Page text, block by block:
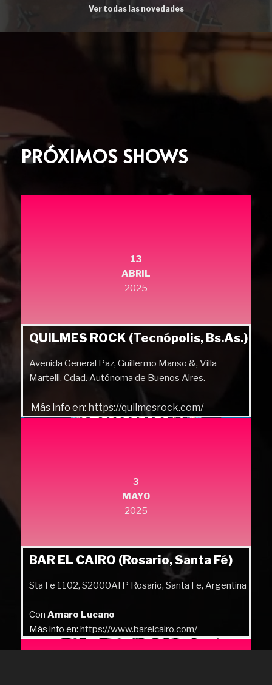
Ver todas las novedades
PRÓXIMOS SHOWS
13
ABRIL
2025
QUILMES ROCK (Tecnópolis, Bs.As.)
Avenida General Paz, Guillermo Manso &, Villa
Martelli, Cdad. Autónoma de Buenos Aires.
Más info en: https://quilmesrock.com/
3
MAYO
2025
BAR EL CAIRO (Rosario, Santa Fé)
Sta Fe 1102, S2000ATP Rosario, Santa Fe, Argentina
Con Amaro Lucano
Más info en: https://www.barelcairo.com/